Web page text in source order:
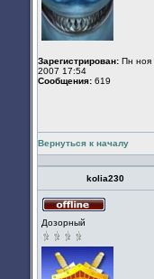
Зарегистрирован: Пн ноя
2007 17:54
Сообщения: 619
Вернуться к началу
kolia230
Дозорный